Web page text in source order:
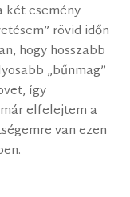
két esemény
rövid időn
hogy hosszabb
„bűnmag”
így
elfelejtem a
van ezen